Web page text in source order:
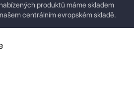
produktů máme skladem
centrálním evropském skladě.